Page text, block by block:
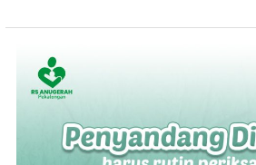
Mata
yang
Merugikan
Diabetes